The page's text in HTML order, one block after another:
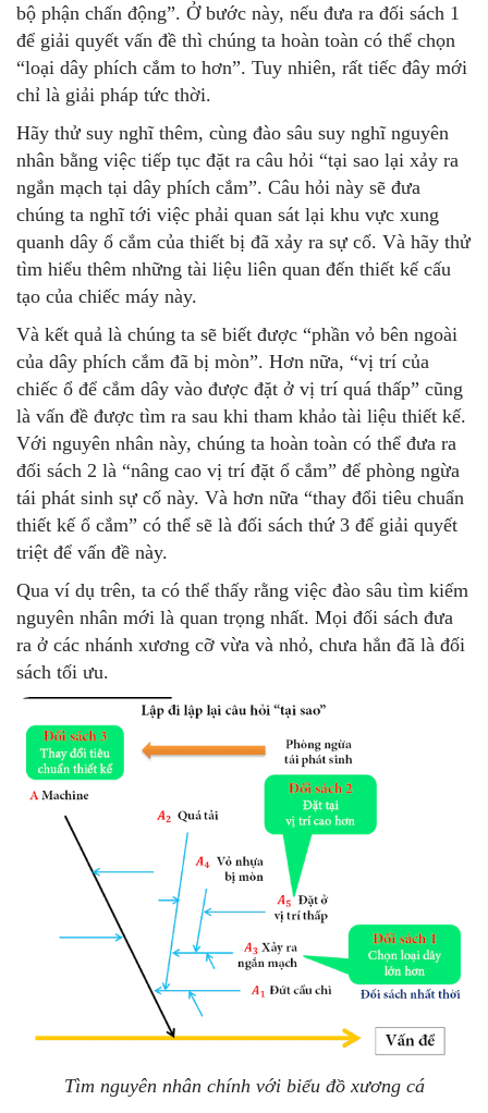
bộ phận chấn động”. Ở bước này, nếu đưa ra đối sách 1
để giải quyết vấn đề thì chúng ta hoàn toàn có thể chọn
“loại dây phích cắm to hơn”. Tuy nhiên, rất tiếc đây mới
chỉ là giải pháp tức thời.
Hãy thử suy nghĩ thêm, cùng đào sâu suy nghĩ nguyên
nhân bằng việc tiếp tục đặt ra câu hỏi “tại sao lại xảy ra
ngắn mạch tại dây phích cắm”. Câu hỏi này sẽ đưa
chúng ta nghĩ tới việc phải quan sát lại khu vực xung
quanh dây ổ cắm của thiết bị đã xảy ra sự cố. Và hãy thử
tìm hiểu thêm những tài liệu liên quan đến thiết kế cấu
tạo của chiếc máy này.
Và kết quả là chúng ta sẽ biết được “phần vỏ bên ngoài
của dây phích cắm đã bị mòn”. Hơn nữa, “vị trí của
chiếc ổ để cắm dây vào được đặt ở vị trí quá thấp” cũng
là vấn đề được tìm ra sau khi tham khảo tài liệu thiết kế.
Với nguyên nhân này, chúng ta hoàn toàn có thể đưa ra
đối sách 2 là “nâng cao vị trí đặt ổ cắm” để phòng ngừa
tái phát sinh sự cố này. Và hơn nữa “thay đổi tiêu chuẩn
thiết kế ổ cắm” có thể sẽ là đối sách thứ 3 để giải quyết
triệt để vấn đề này.
Qua ví dụ trên, ta có thể thấy rằng việc đào sâu tìm kiếm
nguyên nhân mới là quan trọng nhất. Mọi đối sách đưa
ra ở các nhánh xương cỡ vừa và nhỏ, chưa hẳn đã là đối
sách tối ưu.
Tìm nguyên nhân chính với biểu đồ xương cá